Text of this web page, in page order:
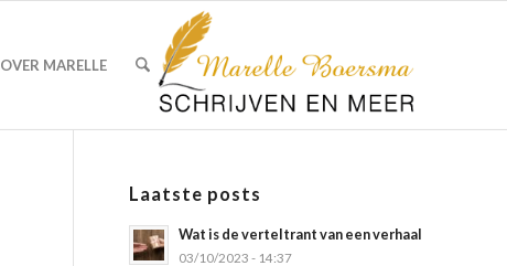
OVER MARELLE
Laatste posts
Wat is de verteltrant van een verhaal
03/10/2023 - 14:37